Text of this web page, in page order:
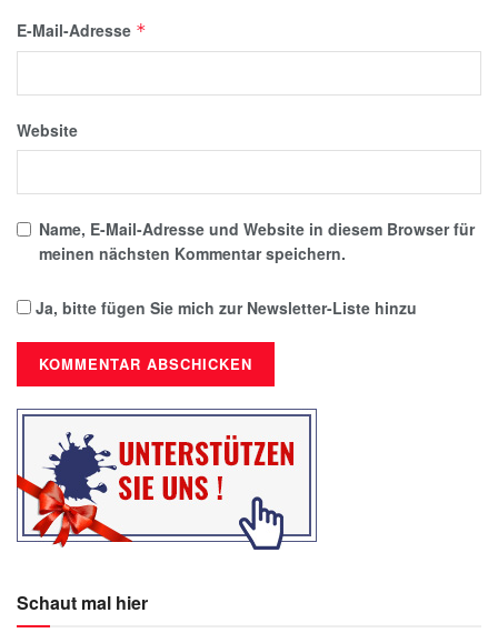
E-Mail-Adresse *
Website
Name, E-Mail-Adresse und Website in diesem Browser für
meinen nächsten Kommentar speichern.
Ja, bitte fügen Sie mich zur Newsletter-Liste hinzu
Schaut mal hier